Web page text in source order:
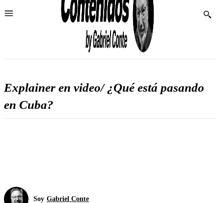
Explainer en video/ ¿Qué está pasando
en Cuba?
Soy Gabriel Conte